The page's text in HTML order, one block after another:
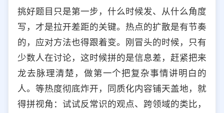
挑好题目只是第一步，什么时候发、从什么角度
写，才是拉开差距的关键。热点的扩散是有节奏
的，应对方法也得跟着变。刚冒头的时候，只有
少数人在讨论，这时候拼的是信息差，赶紧把来
龙去脉理清楚，做第一个把复杂事情讲明白的
人。等热度彻底炸开，同质化内容铺天盖地，就
得拼视角：试试反常识的观点、跨领域的类比，